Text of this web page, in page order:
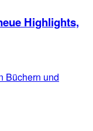
Highlights,